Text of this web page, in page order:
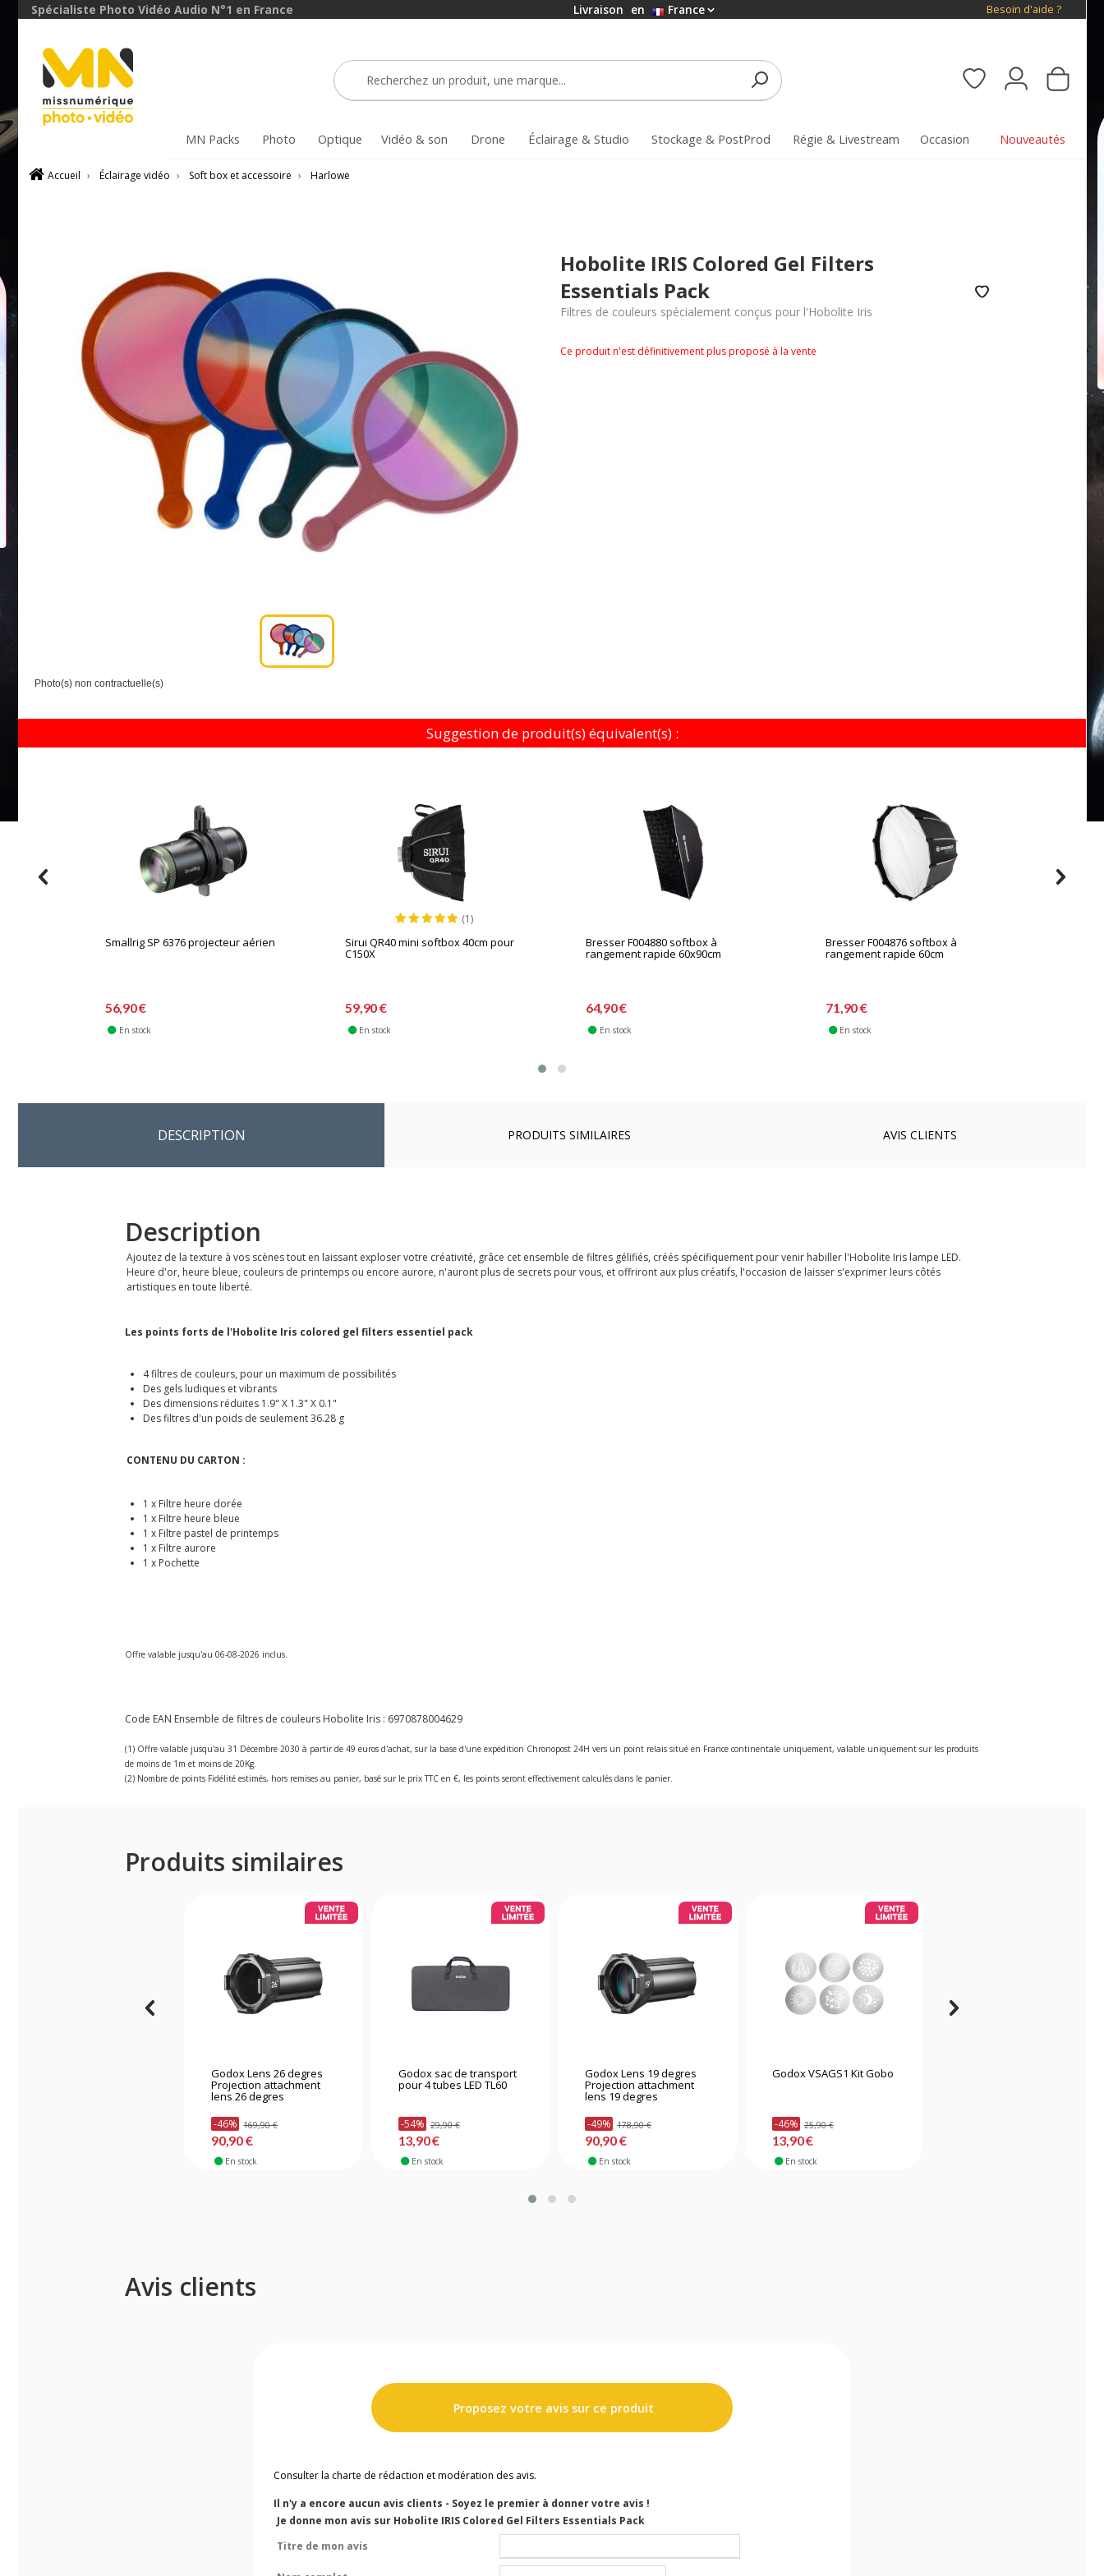
Spécialiste Photo Vidéo Audio N°1 en France Livraison en France Besoin d'aide ?
MN Packs Photo Optique Vidéo & son Drone Éclairage & Studio Stockage & PostProd Régie & Livestream Occasion Nouveautés
Accueil › Éclairage vidéo › Soft box et accessoire › Harlowe
Photo(s) non contractuelle(s)
Hobolite IRIS Colored Gel Filters
Essentials Pack
Filtres de couleurs spécialement conçus pour l'Hobolite Iris
Ce produit n'est définitivement plus proposé à la vente
Suggestion de produit(s) équivalent(s) :
Smallrig SP 6376 projecteur aérien
56,90 €
En stock
(1)
Sirui QR40 mini softbox 40cm pour
C150X
59,90 €
En stock
Bresser F004880 softbox à
rangement rapide 60x90cm
64,90 €
En stock
Bresser F004876 softbox à
rangement rapide 60cm
71,90 €
En stock
DESCRIPTION PRODUITS SIMILAIRES AVIS CLIENTS
Description
Ajoutez de la texture à vos scènes tout en laissant exploser votre créativité, grâce cet ensemble de filtres gélifiés, créés spécifiquement pour venir habiller l'Hobolite Iris lampe LED.
Heure d'or, heure bleue, couleurs de printemps ou encore aurore, n'auront plus de secrets pour vous, et offriront aux plus créatifs, l'occasion de laisser s'exprimer leurs côtés
artistiques en toute liberté.
Les points forts de l'Hobolite Iris colored gel filters essentiel pack
4 filtres de couleurs, pour un maximum de possibilités
Des gels ludiques et vibrants
Des dimensions réduites 1.9" X 1.3" X 0.1"
Des filtres d'un poids de seulement 36.28 g
CONTENU DU CARTON :
1 x Filtre heure dorée
1 x Filtre heure bleue
1 x Filtre pastel de printemps
1 x Filtre aurore
1 x Pochette
Offre valable jusqu'au 06-08-2026 inclus.
Code EAN Ensemble de filtres de couleurs Hobolite Iris : 6970878004629
(1) Offre valable jusqu'au 31 Décembre 2030 à partir de 49 euros d'achat, sur la base d'une expédition Chronopost 24H vers un point relais situé en France continentale uniquement, valable uniquement sur les produits
de moins de 1m et moins de 20Kg.
(2) Nombre de points Fidélité estimés, hors remises au panier, basé sur le prix TTC en €, les points seront effectivement calculés dans le panier.
Produits similaires
Godox Lens 26 degres
Projection attachment
lens 26 degres
-46% 169,90 €
90,90 €
En stock
Godox sac de transport
pour 4 tubes LED TL60
-54% 29,90 €
13,90 €
En stock
Godox Lens 19 degres
Projection attachment
lens 19 degres
-49% 178,90 €
90,90 €
En stock
Godox VSAGS1 Kit Gobo
-46% 25,90 €
13,90 €
En stock
Avis clients
Proposez votre avis sur ce produit
Consulter la charte de rédaction et modération des avis.
Il n'y a encore aucun avis clients - Soyez le premier à donner votre avis !
Je donne mon avis sur Hobolite IRIS Colored Gel Filters Essentials Pack
Titre de mon avis